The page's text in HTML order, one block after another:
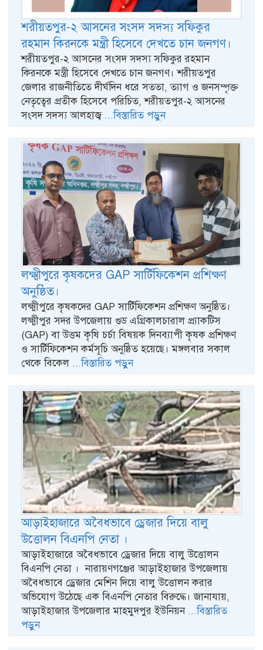
শরীয়তপুর-২ আসনের সংসদ সদস্য সফিকুর
রহমান কিরনকে মন্ত্রী হিসেবে দেখতে চান জনগণ।
শরীয়তপুর-২ আসনের সংসদ সদস্য সফিকুর রহমান
কিরনকে মন্ত্রী হিসেবে দেখতে চান জনগণ। শরীয়তপুর
জেলার রাজনীতিতে দীর্ঘদিন ধরে সততা, ত্যাগ ও জনসম্পৃক্ত
নেতৃত্বের প্রতীক হিসেবে পরিচিত, শরীয়তপুর-২ আসনের
সংসদ সদস্য আলহাজ্ব ...বিস্তারিত পড়ুন
লক্ষ্মীপুরে কৃষকদের GAP সার্টিফিকেশন প্রশিক্ষণ
অনুষ্ঠিত।
লক্ষ্মীপুরে কৃষকদের GAP সার্টিফিকেশন প্রশিক্ষণ অনুষ্ঠিত।
লক্ষ্মীপুর সদর উপজেলায় গুড এগ্রিকালচারাল প্র্যাকটিস
(GAP) বা উত্তম কৃষি চর্চা বিষয়ক দিনব্যাপী কৃষক প্রশিক্ষণ
ও সার্টিফিকেশন কর্মসূচি অনুষ্ঠিত হয়েছে। মঙ্গলবার সকাল
থেকে বিকেল ...বিস্তারিত পড়ুন
আড়াইহাজারে অবৈধভাবে ড্রেজার দিয়ে বালু
উত্তোলন বিএনপি নেতা ।
আড়াইহাজারে অবৈধভাবে ড্রেজার দিয়ে বালু উত্তোলন
বিএনপি নেতা । নারায়ণগঞ্জের আড়াইহাজার উপজেলায়
অবৈধভাবে ড্রেজার মেশিন দিয়ে বালু উত্তোলন করার
অভিযোগ উঠেছে এক বিএনপি নেতার বিরুদ্ধে। জানাযায়,
আড়াইহাজার উপজেলার মাহমুদপুর ইউনিয়ন ...বিস্তারিত
পড়ুন